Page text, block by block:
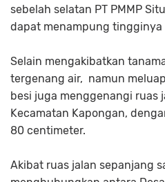
sebelah selatan PT PMMP
dapat menampung tingginya
Selain mengakibatkan
tergenang air, namun
besi juga menggenangi ruas
Kecamatan Kapongan,
80 centimeter.
Akibat ruas jalan sepanjang